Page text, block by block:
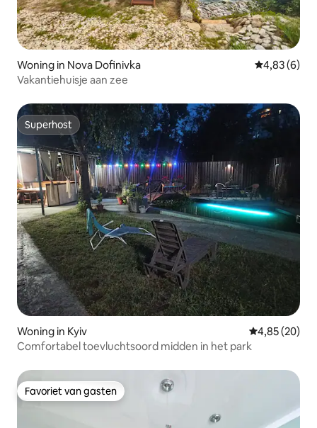
Woning in Nova Dofinivka Gemiddelde
4,83 (6)
Vakantiehuisje aan zee
Superhost
Superhost
Woning in Kyiv Gemiddelde
4,85 (20)
Comfortabel toevluchtsoord midden in het park
Favoriet van gasten
Favoriet van gasten